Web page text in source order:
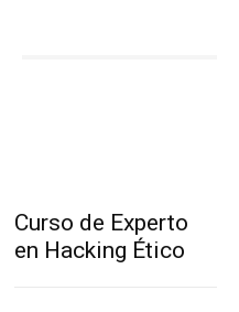
Curso de Experto
en Hacking Ético